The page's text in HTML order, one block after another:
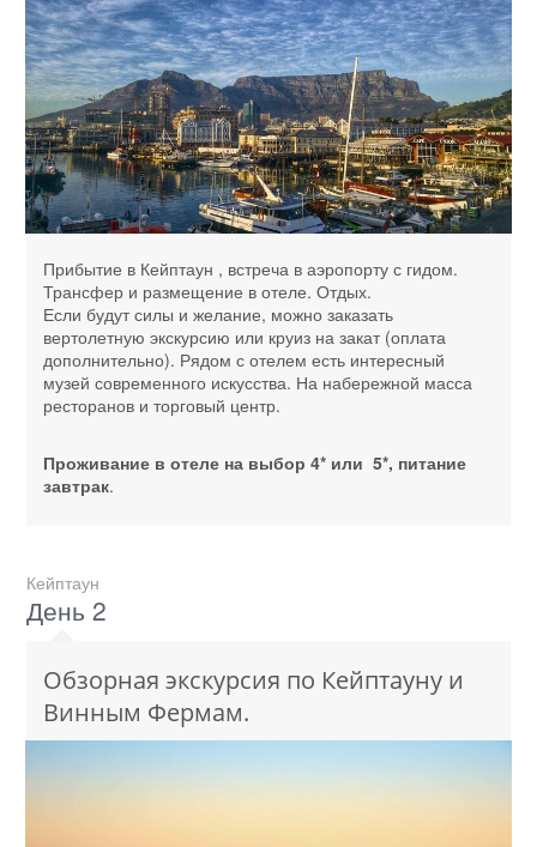
Прибытие в Кейптаун , встреча в аэропорту с гидом.
Трансфер и размещение в отеле. Отдых.
Если будут силы и желание, можно заказать
вертолетную экскурсию или круиз на закат (оплата
дополнительно). Рядом с отелем есть интересный
музей современного искусства. На набережной масса
ресторанов и торговый центр.
Проживание в отеле на выбор 4* или 5*, питание
завтрак.
Кейптаун
День 2
Обзорная экскурсия по Кейптауну и
Винным Фермам.